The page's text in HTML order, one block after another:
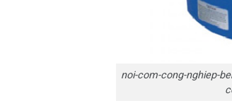
noi-com-cong-nghiep-